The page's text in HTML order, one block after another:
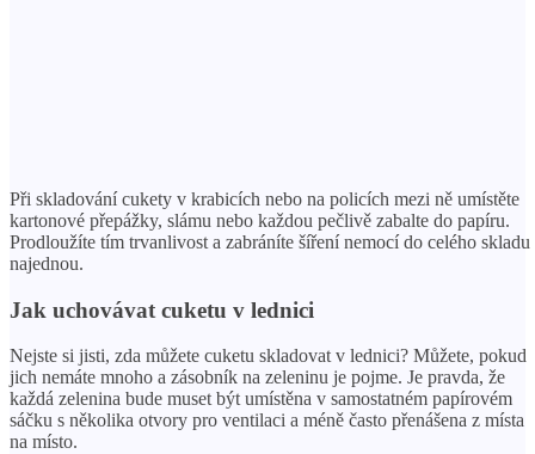
Při skladování cukety v krabicích nebo na policích mezi ně umístěte
kartonové přepážky, slámu nebo každou pečlivě zabalte do papíru.
Prodloužíte tím trvanlivost a zabráníte šíření nemocí do celého skladu
najednou.
Jak uchovávat cuketu v lednici
Nejste si jisti, zda můžete cuketu skladovat v lednici? Můžete, pokud
jich nemáte mnoho a zásobník na zeleninu je pojme. Je pravda, že
každá zelenina bude muset být umístěna v samostatném papírovém
sáčku s několika otvory pro ventilaci a méně často přenášena z místa
na místo.